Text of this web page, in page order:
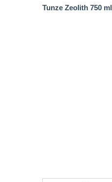
Tunze Zeolith 750 ml